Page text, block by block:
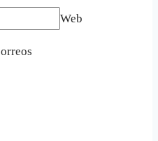
Web